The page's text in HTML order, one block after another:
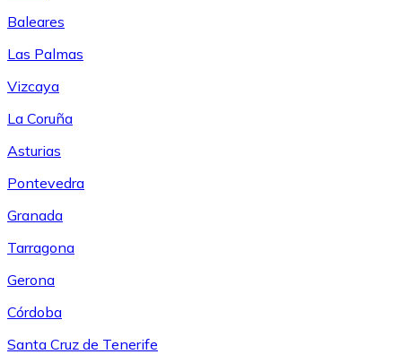
Baleares
Las Palmas
Vizcaya
La Coruña
Asturias
Pontevedra
Granada
Tarragona
Gerona
Córdoba
Santa Cruz de Tenerife